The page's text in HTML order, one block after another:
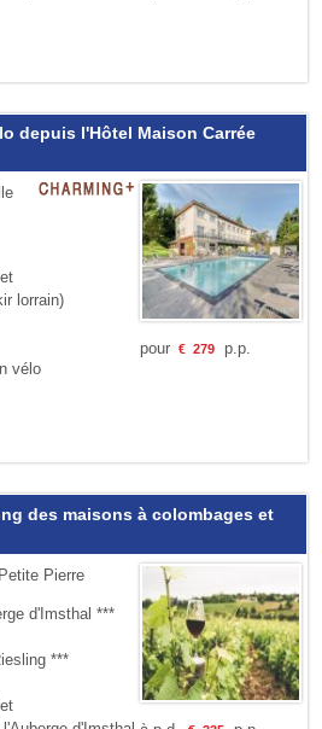
depuis l'Hôtel Maison Carrée
lorrain)
vélo
pour € 279p.p.
des maisons à colombages et
Pierre
d'Imsthal ***
***